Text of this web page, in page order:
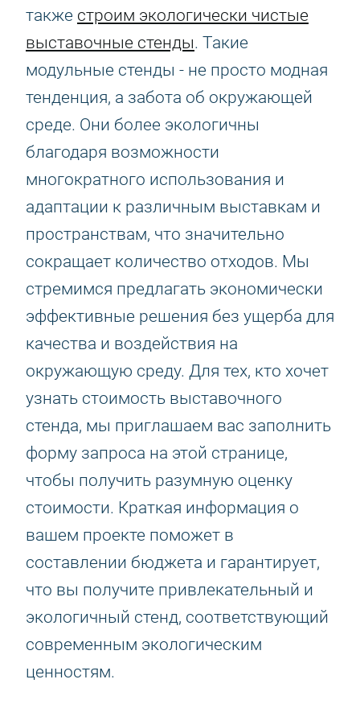
также строим экологически чистые
выставочные стенды. Такие
модульные стенды - не просто модная
тенденция, а забота об окружающей
среде. Они более экологичны
благодаря возможности
многократного использования и
адаптации к различным выставкам и
пространствам, что значительно
сокращает количество отходов. Мы
стремимся предлагать экономически
эффективные решения без ущерба для
качества и воздействия на
окружающую среду. Для тех, кто хочет
узнать стоимость выставочного
стенда, мы приглашаем вас заполнить
форму запроса на этой странице,
чтобы получить разумную оценку
стоимости. Краткая информация о
вашем проекте поможет в
составлении бюджета и гарантирует,
что вы получите привлекательный и
экологичный стенд, соответствующий
современным экологическим
ценностям.